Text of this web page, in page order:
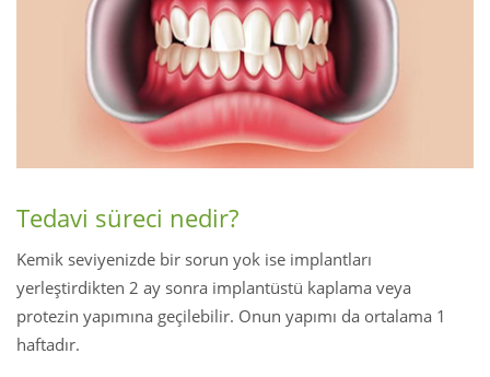
Tedavi süreci nedir?
Kemik seviyenizde bir sorun yok ise implantları
yerleştirdikten 2 ay sonra implantüstü kaplama veya
protezin yapımına geçilebilir. Onun yapımı da ortalama 1
haftadır.